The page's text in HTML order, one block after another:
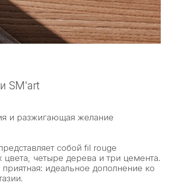
SM'art
и разжигающая желание
собой fil rouge
четыре дерева и три цемента.
идеальное дополнение ко